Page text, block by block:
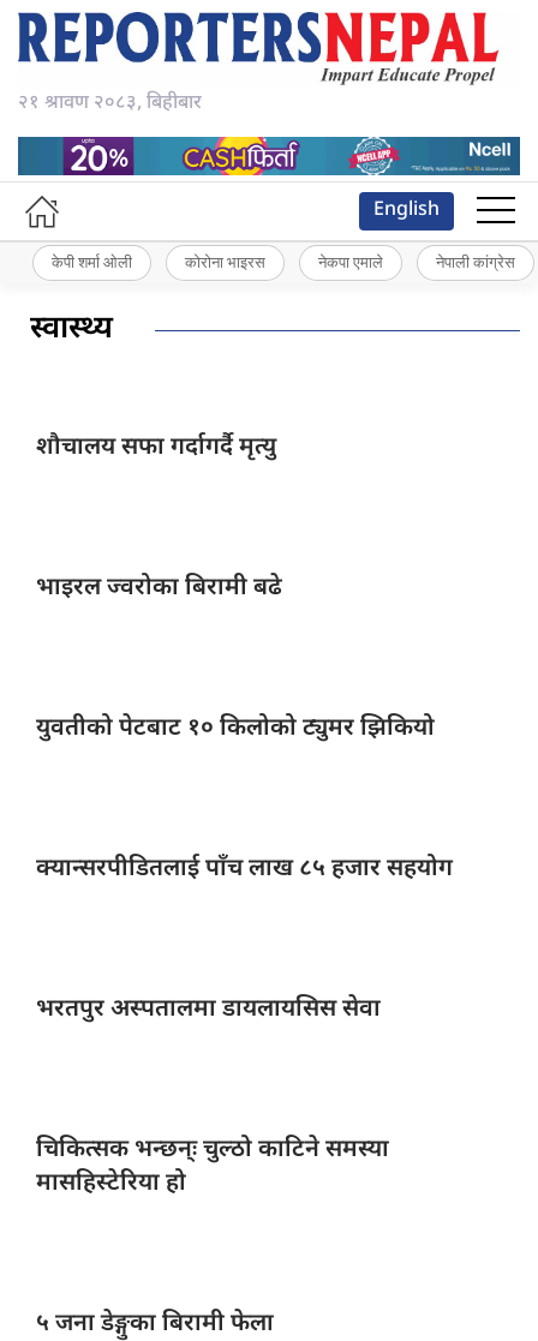
२१ श्रावण २०८३, बिहीबार
English
केपी शर्मा ओली कोरोना भाइरस नेकपा एमाले नेपाली कांग्रेस
स्वास्थ्य
शौचालय सफागर्दागर्दै मृत्यु
भाइरल ज्वरोकाबिरामी बढे
युवतीको पेटबाट १० किलोको ट्युमर झिकियो
क्यान्सरपीडितलाई पाँचलाख ८५ हजार सहयोग
भरतपुर अस्पतालमाडायलायसिस सेवा
चिकित्सक भन्छन्ःचुल्ठो काटिने समस्या
मासहिस्टेरिया हो
५ जनाडेङ्गुका बिरामी फेला